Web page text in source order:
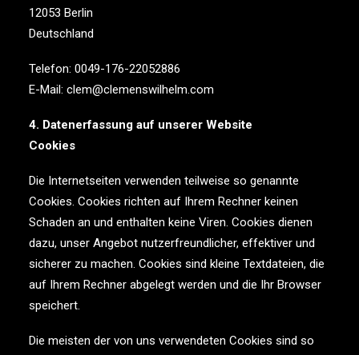
12053 Berlin
Deutschland
Telefon: 0049-176-22052886
E-Mail: clem@clemenswilhelm.com
4. Datenerfassung auf unserer Website
Cookies
Die Internetseiten verwenden teilweise so genannte
Cookies. Cookies richten auf Ihrem Rechner keinen
Schaden an und enthalten keine Viren. Cookies dienen
dazu, unser Angebot nutzerfreundlicher, effektiver und
sicherer zu machen. Cookies sind kleine Textdateien, die
auf Ihrem Rechner abgelegt werden und die Ihr Browser
speichert.
Die meisten der von uns verwendeten Cookies sind so